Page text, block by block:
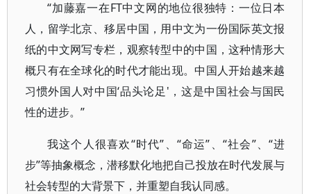
“加藤嘉一在FT中文网的地位很独特：一位日本
人，留学北京、移居中国，用中文为一份国际英文报
纸的中文网写专栏，观察转型中的中国，这种情形大
概只有在全球化的时代才能出现。中国人开始越来越
习惯外国人对中国‘品头论足'，这是中国社会与国民
性的进步。”
我这个人很喜欢“时代”、“命运”、“社会”、“进
步”等抽象概念，潜移默化地把自己投放在时代发展与
社会转型的大背景下，并重塑自我认同感。